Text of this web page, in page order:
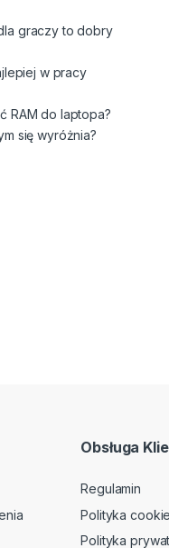
graczy to dobry
w pracy
RAM do laptopa?
się wyróżnia?
Obsługa
Regulamin
Polityka
Polityka